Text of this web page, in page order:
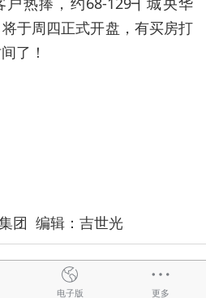
于周四正式开盘，有买房打
了！
团 编辑：吉世光
电子版 更多